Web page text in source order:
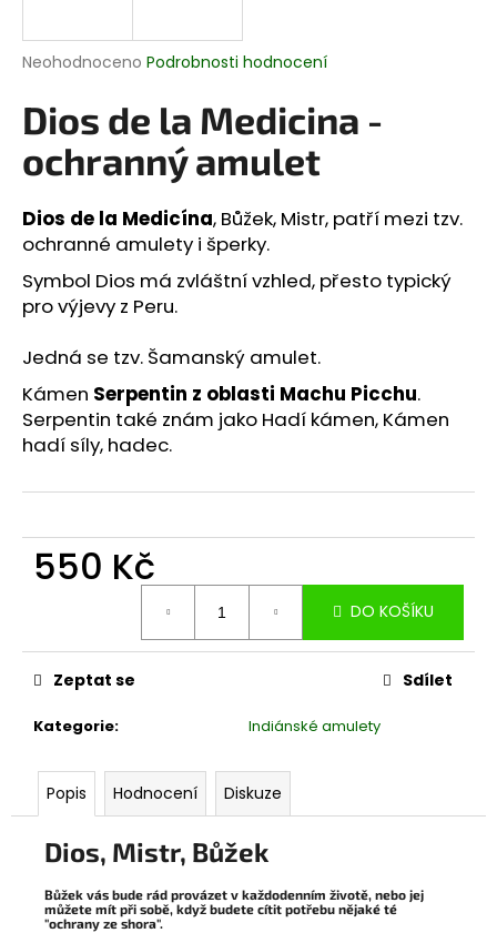
Průměrné
produktu
je
z
hvězdiček.
Neohodnoceno Podrobnosti hodnocení
Dios de la Medicina -
ochranný amulet
Dios de la Medicína, Bůžek, Mistr, patří mezi tzv.
ochranné amulety i šperky.
Symbol Dios má zvláštní vzhled, přesto typický
pro výjevy z Peru.
Jedná se tzv. Šamanský amulet.
Kámen Serpentin z oblasti Machu Picchu.
Serpentin také znám jako Hadí kámen, Kámen
hadí síly, hadec.
550 Kč
DO KOŠÍKU
Kategorie: Indiánské amulety
Zeptat se Sdílet
Popis Hodnocení Diskuze
Dios, Mistr, Bůžek
Bůžek vás bude rád provázet v každodenním životě, nebo jej
můžete mít při sobě, když budete cítit potřebu nějaké té
"ochrany ze shora".
j
t
?
HLEDAT
D
p
o
r
č
ANDSKÝ
650